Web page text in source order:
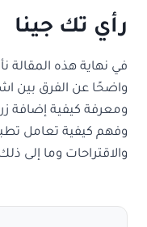
رأي تك جينا
في نهاية هذه المقالة
ومعرفة كيفية إضافة
وفهم كيفية تعامل
والاقتراحات وما إلى